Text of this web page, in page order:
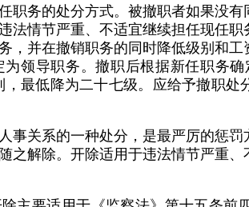
职务的处分方式。被撤职者如果没
法情节严重、不适宜继续担任现任
，并在撤销职务的同时降低级别和
领导职务。撤职后根据新任职务
最低降为二十七级。应给予撤职
事关系的一种处分，是最严厉的惩
之解除。开除适用于违法情节严重